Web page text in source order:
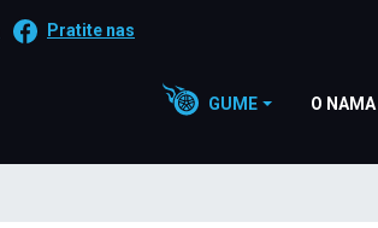
Pratite nas
GUME O NAMA